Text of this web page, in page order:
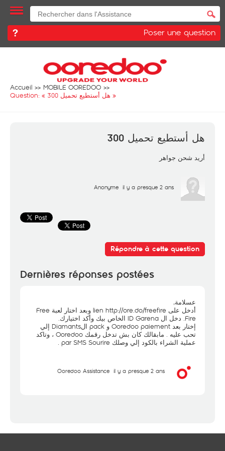
Poser une question
Accueil
MOBILE OOREDOO
Question: «
هل أستطيع تحميل 300 »
هل أستطيع تحميل 300
أريد شحن جواهر
Anonyme il y a presque 2 ans
Répondre à cette question
Dernières réponses postées
عسلامة,
أدخل على lien http://ore.do/freefire
وبعد اختار لعبة Free
Fire. دخل ال ID Garena الخاص بيك وأكد اختيارك.
إختار بعد Ooredoo paiement و pack الDiamants إلي
تحب عليه . مابقالك كان بش تدخل رقمك Ooredoo ، وتاكد
عملية الشراء بالكود إلي وصلك par SMS Sourire .
Ooredoo Assistance il y a presque 2 ans